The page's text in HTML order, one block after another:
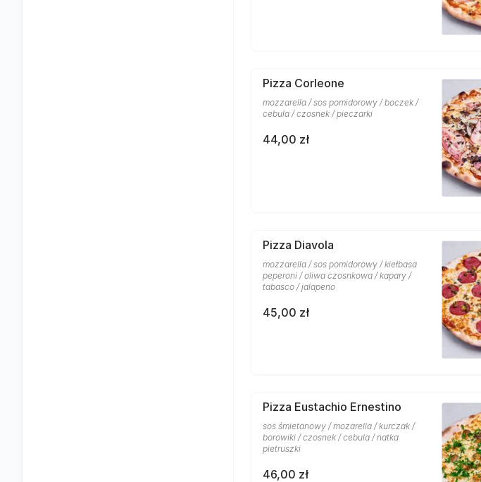
Pizza Corleone
mozzarella / sos pomidorowy / boczek /
cebula / czosnek / pieczarki
44,00 zł
Pizza Diavola
mozzarella / sos pomidorowy / kiełbasa
peperoni / oliwa czosnkowa / kapary /
tabasco / jalapeno
45,00 zł
Pizza Eustachio Ernestino
sos śmietanowy / mozarella / kurczak /
borowiki / czosnek / cebula / natka
pietruszki
46,00 zł